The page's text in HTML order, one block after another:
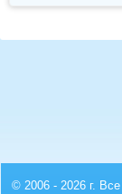
© 2006 - 2026 г.